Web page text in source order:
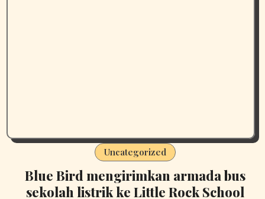
Uncategorized
Blue Bird mengirimkan armada bus
sekolah listrik ke Little Rock School